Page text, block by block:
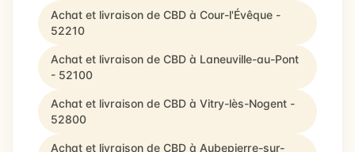
Achat et livraison de CBD à Cour-l'Évêque -
52210
Achat et livraison de CBD à Laneuville-au-Pont
- 52100
Achat et livraison de CBD à Vitry-lès-Nogent -
52800
Achat et livraison de CBD à Aubepierre-sur-